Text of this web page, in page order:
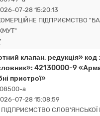
07-28 15:20:13
ПІДПРИЄМСТВО
клапан, редукція»
42130000-9
пристрої»
a
07-28 15:08:59